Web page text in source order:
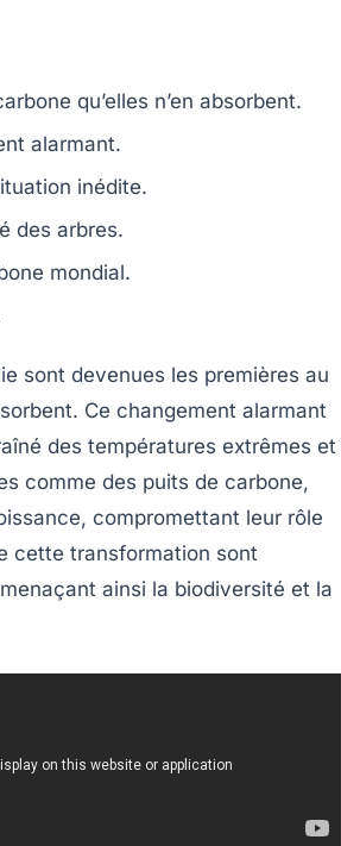
qu’elles n’en absorbent.
alarmant.
inédite.
des arbres.
mondial.
sont devenues les premières au
Ce changement alarmant
des températures extrêmes et
comme des puits de carbone,
compromettant leur rôle
cette transformation sont
ainsi la biodiversité et la